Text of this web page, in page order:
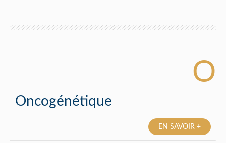
O
Oncogénétique
EN SAVOIR +